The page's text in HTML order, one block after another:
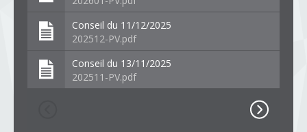
Conseil du 11/12/2025
202512-PV.pdf
Conseil du 13/11/2025
202511-PV.pdf